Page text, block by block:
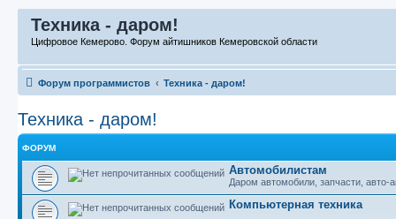
Техника - даром!
Цифровое Кемерово. Форум айтишников Кемеровской области
Форум программистов Техника - даром!
Техника - даром!
ФОРУМ
Автомобилистам
Даром автомобили, запчасти, авто-
Компьютерная техника